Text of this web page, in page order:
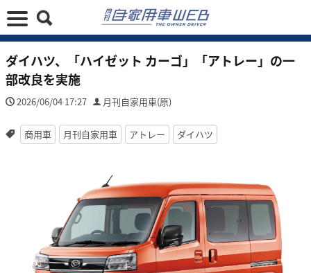
ダイハツ、「ハイゼット カーゴ」「アトレー」の一
部改良を実施
2026/06/04 17:27 月刊自家用車(原)
商用車 月刊自家用車 アトレー ダイハツ